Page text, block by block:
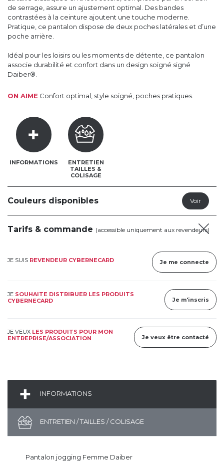
de serrage, assure un ajustement optimal. Des bandes
contrastées à la ceinture ajoutent une touche moderne.
Pratique, ce pantalon dispose de deux poches latérales et d’une
poche arrière.
Idéal pour les loisirs ou les moments de détente, ce pantalon
associe durabilité et confort dans un design soigné signé
Daiber®.
ON AIME Confort optimal, style soigné, poches pratiques.
INFORMATIONS
ENTRETIEN
TAILLES &
COLISAGE
Couleurs disponibles
Tarifs & commande (accessible uniquement aux revendeurs)
JE SUIS REVENDEUR CYBERNECARD Je me connecte
JE SOUHAITE DISTRIBUER LES PRODUITS
CYBERNECARD
Je m'inscris
JE VEUX LES PRODUITS POUR MON
ENTREPRISE/ASSOCIATION
Je veux être contacté
INFORMATIONS
ENTRETIEN / TAILLES / COLISAGE
Pantalon jogging Femme Daiber